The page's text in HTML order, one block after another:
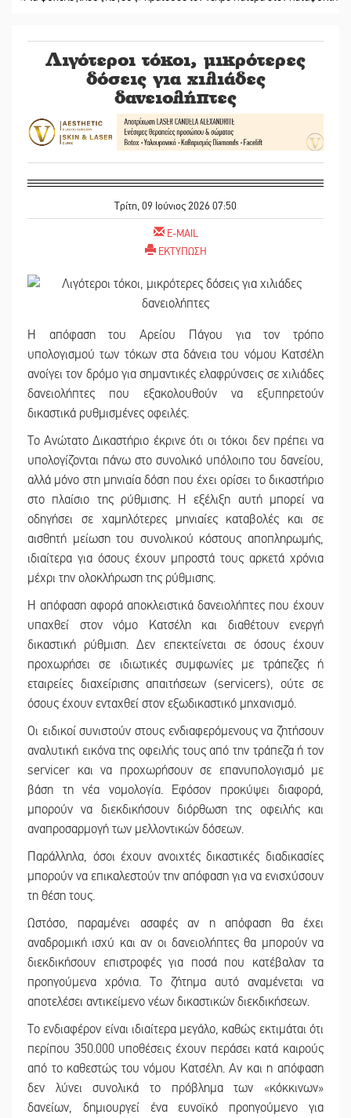
Λιγότεροι τόκοι, μικρότερες
δόσεις για χιλιάδες
δανειολήπτες
Τρίτη, 09 Ιούνιος 2026 07:50
E-MAIL
ΕΚΤΥΠΩΣΗ
Η απόφαση του Αρείου Πάγου για τον τρόπο
υπολογισμού των τόκων στα δάνεια του νόμου Κατσέλη
ανοίγει τον δρόμο για σημαντικές ελαφρύνσεις σε χιλιάδες
δανειολήπτες που εξακολουθούν να εξυπηρετούν
δικαστικά ρυθμισμένες οφειλές.
Το Ανώτατο Δικαστήριο έκρινε ότι οι τόκοι δεν πρέπει να
υπολογίζονται πάνω στο συνολικό υπόλοιπο του δανείου,
αλλά μόνο στη μηνιαία δόση που έχει ορίσει το δικαστήριο
στο πλαίσιο της ρύθμισης. Η εξέλιξη αυτή μπορεί να
οδηγήσει σε χαμηλότερες μηνιαίες καταβολές και σε
αισθητή μείωση του συνολικού κόστους αποπληρωμής,
ιδιαίτερα για όσους έχουν μπροστά τους αρκετά χρόνια
μέχρι την ολοκλήρωση της ρύθμισης.
Η απόφαση αφορά αποκλειστικά δανειολήπτες που έχουν
υπαχθεί στον νόμο Κατσέλη και διαθέτουν ενεργή
δικαστική ρύθμιση. Δεν επεκτείνεται σε όσους έχουν
προχωρήσει σε ιδιωτικές συμφωνίες με τράπεζες ή
εταιρείες διαχείρισης απαιτήσεων (servicers), ούτε σε
όσους έχουν ενταχθεί στον εξωδικαστικό μηχανισμό.
Οι ειδικοί συνιστούν στους ενδιαφερόμενους να ζητήσουν
αναλυτική εικόνα της οφειλής τους από την τράπεζα ή τον
servicer και να προχωρήσουν σε επανυπολογισμό με
βάση τη νέα νομολογία. Εφόσον προκύψει διαφορά,
μπορούν να διεκδικήσουν διόρθωση της οφειλής και
αναπροσαρμογή των μελλοντικών δόσεων.
Παράλληλα, όσοι έχουν ανοιχτές δικαστικές διαδικασίες
μπορούν να επικαλεστούν την απόφαση για να ενισχύσουν
τη θέση τους.
Ωστόσο, παραμένει ασαφές αν η απόφαση θα έχει
αναδρομική ισχύ και αν οι δανειολήπτες θα μπορούν να
διεκδικήσουν επιστροφές για ποσά που κατέβαλαν τα
προηγούμενα χρόνια. Το ζήτημα αυτό αναμένεται να
αποτελέσει αντικείμενο νέων δικαστικών διεκδικήσεων.
Το ενδιαφέρον είναι ιδιαίτερα μεγάλο, καθώς εκτιμάται ότι
περίπου 350.000 υποθέσεις έχουν περάσει κατά καιρούς
από το καθεστώς του νόμου Κατσέλη. Αν και η απόφαση
δεν λύνει συνολικά το πρόβλημα των «κόκκινων»
δανείων, δημιουργεί ένα ευνοϊκό προηγούμενο για